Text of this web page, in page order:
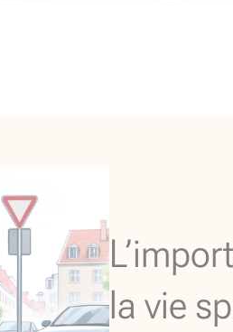
la vie